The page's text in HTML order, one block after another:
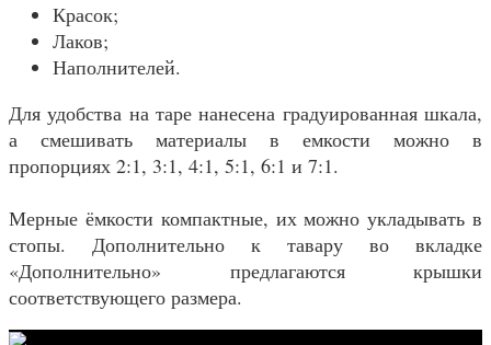
Красок;
Лаков;
Наполнителей.
Для удобства на таре нанесена градуированная шкала,
а смешивать материалы в емкости можно в
пропорциях 2:1, 3:1, 4:1, 5:1, 6:1 и 7:1.
Мерные ёмкости компактные, их можно укладывать в
стопы. Дополнительно к тавару во вкладке
«Дополнительно» предлагаются крышки
соответствующего размера.